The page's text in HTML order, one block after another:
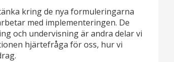
kring de nya formuleringarna
med implementeringen. De
och undervisning är andra delar vi
hjärtefråga för oss, hur vi